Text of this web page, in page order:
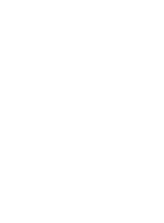
通知。
INSTA reel上